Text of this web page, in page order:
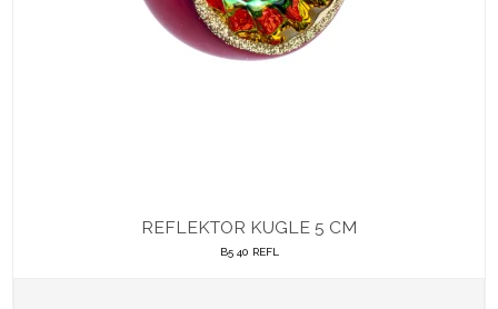
REFLEKTOR KUGLE 5 CM
B5 40 REFL